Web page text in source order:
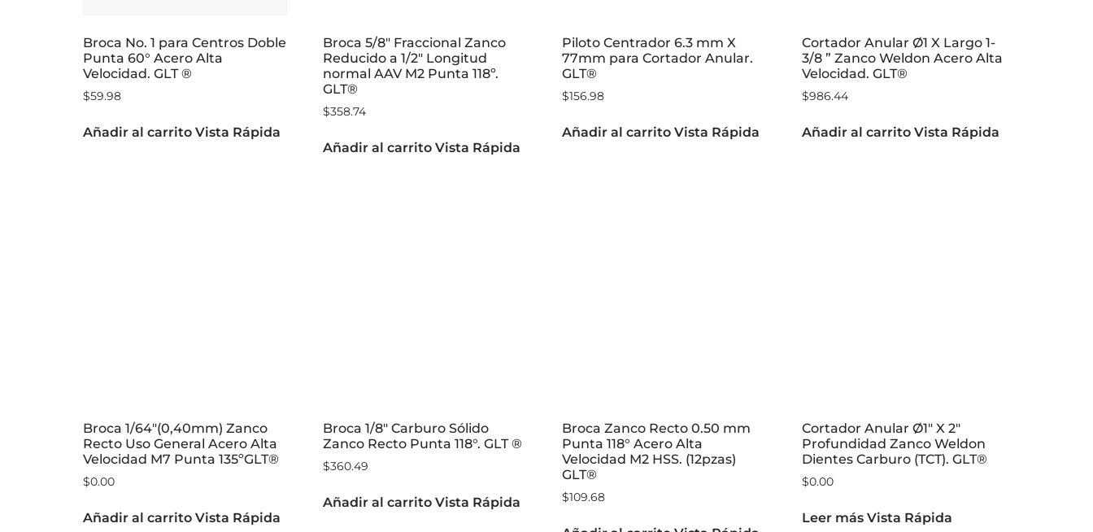
Broca No. 1 para Centros Doble
Punta 60° Acero Alta
Velocidad. GLT ®
$59.98
Añadir al carrito Vista Rápida
Broca 5/8″ Fraccional Zanco
Reducido a 1/2″ Longitud
normal AAV M2 Punta 118º.
GLT®
$358.74
Añadir al carrito Vista Rápida
Piloto Centrador 6.3 mm X
77mm para Cortador Anular.
GLT®
$156.98
Añadir al carrito Vista Rápida
Cortador Anular Ø1 X Largo 1-
3/8 ” Zanco Weldon Acero Alta
Velocidad. GLT®
$986.44
Añadir al carrito Vista Rápida
Broca 1/64″(0,40mm) Zanco
Recto Uso General Acero Alta
Velocidad M7 Punta 135ºGLT®
$0.00
Añadir al carrito Vista Rápida
Broca 1/8″ Carburo Sólido
Zanco Recto Punta 118°. GLT ®
$360.49
Añadir al carrito Vista Rápida
Broca Zanco Recto 0.50 mm
Punta 118° Acero Alta
Velocidad M2 HSS. (12pzas)
GLT®
$109.68
Cortador Anular Ø1″ X 2″
Profundidad Zanco Weldon
Dientes Carburo (TCT). GLT®
$0.00
Leer más Vista Rápida